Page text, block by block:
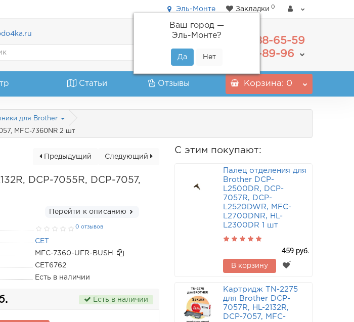
Эль-Монте
Ваш город —
Эль-Монте?
Закладки 0
488-65-59
+7(800) 555-89-96
Статьи Отзывы Корзина: 0
для Brother
MFC-7360NR 2 шт
Следующий
Предыдущий
DCP-7055R, DCP-7057,
Перейти к описанию
0 отзывов
CET
MFC-7360-UFR-BUSH
CET6762
Есть в наличии
Есть в наличии
С этим покупают:
Палец отделения для
Brother DCP-
L2500DR, DCP-
7057R, DCP-
L2520DWR, MFC-
L2700DNR, HL-
L2300DR 1 шт
459 руб.
В корзину
Картридж TN-2275
для Brother DCP-
7057R, HL-2132R,
DCP-7057, MFC-